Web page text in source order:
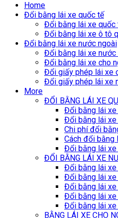
Home
Đổi bằng lái xe quốc tế
Đổi bằng lái xe quốc
Đổi bằng lái xe ô tô
Đổi bằng lái xe nước ngoài
Đổi bằng lái xe nước
Đổi bằng lái xe cho
Đổi giấy phép lái xe
Đổi giấy phép lái xe
More
ĐỔI BẰNG LÁI XE
Đổi bằng lái xe
Đổi bằng lái xe
Chi phí đổi
Cách đổi bằng
Đổi bằng lái
ĐỔI BẰNG LÁI XE
Đổi bằng lái xe
Đổi bằng lái
Đổi bằng lái xe
Đổi bằng lái xe
Đổi bằng lái xe
BẰNG LÁI XE CHO